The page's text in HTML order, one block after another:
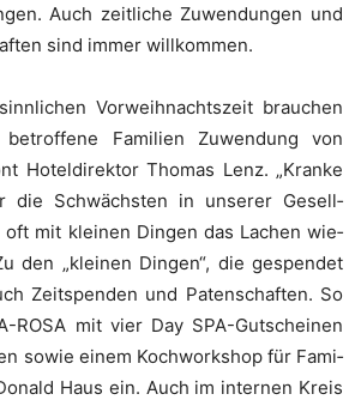
Auch zeit­li­che Zuwen­dun­gen und
sind immer willkommen.
Vor­weih­nachts­zeit brau­chen
Fami­li­en Zuwen­dung von
Hotel­di­rek­tor Tho­mas Lenz. „Kran­ke
die Schwächs­ten in unse­rer Gesell­
oft mit klei­nen Din­gen das Lachen wie­
den „klei­nen Din­gen“, die gespen­det
Zeit­spen­den und Paten­schaf­ten. So
ROSA mit vier Day SPA-Gut­schei­nen
sowie einem Koch­work­shop für Fami­
Haus ein. Auch im inter­nen Kreis